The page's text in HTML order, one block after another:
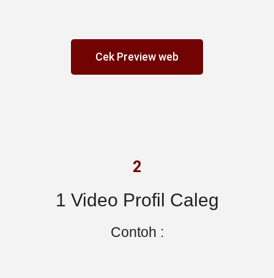
Cek Preview web
2
1 Video Profil Caleg
Contoh :